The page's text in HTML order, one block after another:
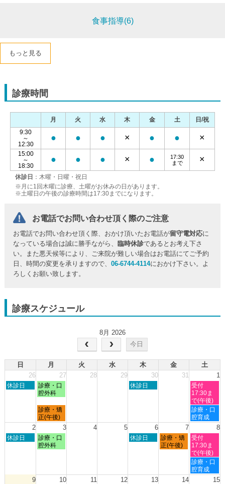
食事指導(6)
もっと見る
診療時間
休診日 ：木曜・日曜・祝日
※月に1回木曜に診療、土曜がお休みの日があります。
※土曜日の午後の診療時間は17:30までになります。
月 火 水 木 金 土
日/祝
9:30
～
12:30
● ● ● × ● ● ×
15:00
～
18:30
● ● ● × ●
17:30
まで
×
お電話でお問い合わせ頂く際のご注意
お電話でお問い合わせ頂く際、おかけ頂いたお電話が留守電対応に
なっている場合は誠に勝手ながら、
臨時休診であるとお考え下さ
い。また悪天候等により、ご来院が難しい場合はお電話にてご予約
日、時間の変更を承りますので、06-6744-4114におかけ下さい。よ
ろしくお願い致します。
診療スケジュール
8月 2026
今日
日 月 火 水 木 金
土
26
27 28 29 30 31 1
日
26th
休診日
月
曜
7
月
27th
診療・口
腔外科
木
30th
休診日
土
曜
日,
8
月
1st
受付
17:30ま
で(午後)
月
曜
日,
月
27th
診療・矯
正(午後)
土
曜
日,
月
1st
2026
診療・口
腔育成
2 3 4 5 6 7 8
日
2nd
休診日
月
曜
3rd
診療・口
腔外科
木
6th
休診日
金
曜
7th
診療・矯
正(午後)
土
曜
日,
8
月
8th
受付
17:30ま
で(午後)
土
曜
日,
診療・口
腔育成
9 10 11 12 13 14 15